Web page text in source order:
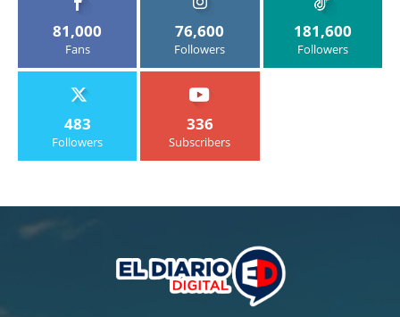
81,000
Fans
76,600
Followers
181,600
Followers
483
Followers
336
Subscribers